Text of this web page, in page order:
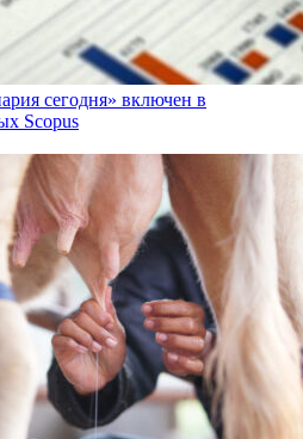
сегодня» включен в
Scopus